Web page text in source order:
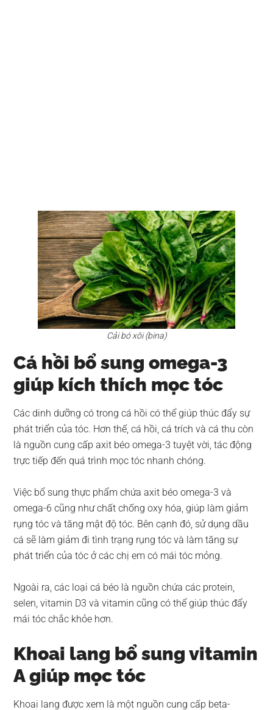
Cải bó xôi (bina)
Cá hồi bổ sung omega-3
giúp kích thích mọc tóc
Các dinh dưỡng có trong cá hồi có thể giúp thúc đẩy sự
phát triển của tóc. Hơn thế, cá hồi, cá trích và cá thu còn
là nguồn cung cấp axit béo omega-3 tuyệt vời, tác động
trực tiếp đến quá trình mọc tóc nhanh chóng.
Việc bổ sung thực phẩm chứa axit béo omega-3 và
omega-6 cũng như chất chống oxy hóa, giúp làm giảm
rụng tóc và tăng mật độ tóc. Bên cạnh đó, sử dụng dầu
cá sẽ làm giảm đi tình trạng rụng tóc và làm tăng sự
phát triển của tóc ở các chị em có mái tóc mỏng.
Ngoài ra, các loại cá béo là nguồn chứa các protein,
selen, vitamin D3 và vitamin cũng có thể giúp thúc đẩy
mái tóc chắc khỏe hơn.
Khoai lang bổ sung vitamin
A giúp mọc tóc
Khoai lang được xem là một nguồn cung cấp beta-